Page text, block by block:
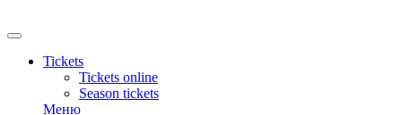
Tickets
Tickets online
Season tickets
Меню